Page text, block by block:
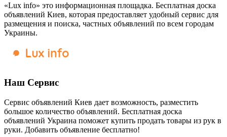
«Lux info» это информационная площадка. Бесплатная доска
объявлений Киев, которая предоставляет удобный сервис для
размещения и поиска, частных объявлений по всем городам
Украины.
Наш Сервис
Сервис объявлений Киев дает возможность, разместить
большое количество объявлений. Бесплатная доска
объявлений Украина поможет купить продать товары из рук в
руки. Добавить объявление бесплатно!